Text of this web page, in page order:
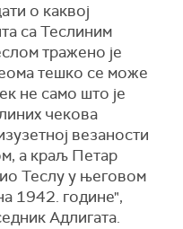
о каквој
са Теслиним
тражено је
тешко се може
не само што је
чекова
везаности
а краљ Петар
Теслу у његовом
1942. године",
Адлигата.